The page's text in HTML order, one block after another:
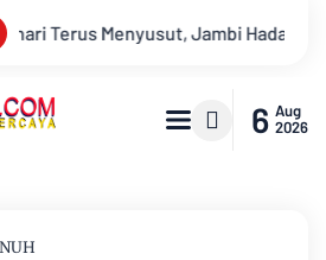
Air Bersih dan Karhutla
6 Aug
2026